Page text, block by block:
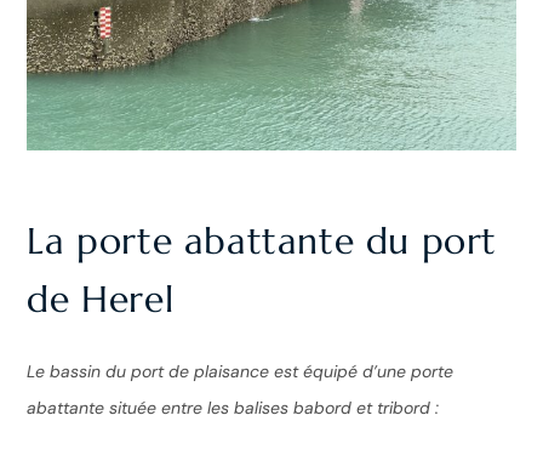
La porte abattante du port
de Herel
Le bassin du port de plaisance est équipé d’une porte
abattante située entre les balises babord et tribord :